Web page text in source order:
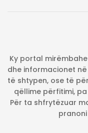
Ky portal
dhe informacionet
të shtypen, ose të
qëllime përfitimi, pa
Për ta shfrytëzuar